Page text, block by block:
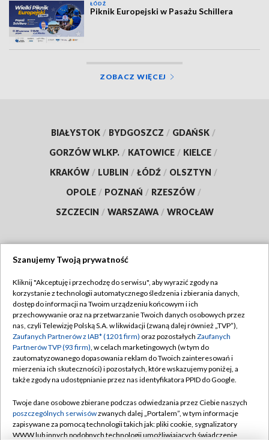
ŁÓDŹ
Piknik Europejski w Pasażu Schillera
ZOBACZ WIĘCEJ
BIAŁYSTOK / BYDGOSZCZ / GDAŃSK /
GORZÓW WLKP. / KATOWICE / KIELCE /
KRAKÓW / LUBLIN / ŁÓDŹ / OLSZTYN /
OPOLE / POZNAŃ / RZESZÓW /
SZCZECIN / WARSZAWA / WROCŁAW
TVP
Abonament TVP
Emisja w TVP
Centrum informacji TVP
Naziemna Telewizja Cyfrowa
Rada Programowa
System NOS
Regulamin TVP
Polityka prywatności
Moje zgody
Pomoc
Kontakt
Szanujemy Twoją prywatność
Kliknij "Akceptuję i przechodzę do serwisu", aby wyrazić zgody na
korzystanie z technologii automatycznego śledzenia i zbierania danych,
dostęp do informacji na Twoim urządzeniu końcowym i ich
przechowywanie oraz na przetwarzanie Twoich danych osobowych przez
nas, czyli Telewizję Polską S.A. w likwidacji (zwaną dalej również „TVP”),
Zaufanych Partnerów z IAB* (1201 firm) oraz pozostałych Zaufanych
Partnerów TVP (93 firm), w celach marketingowych (w tym do
zautomatyzowanego dopasowania reklam do Twoich zainteresowań i
mierzenia ich skuteczności) i pozostałych, które wskazujemy poniżej, a
także zgody na udostępnianie przez nas identyfikatora PPID do Google.
Twoje dane osobowe zbierane podczas odwiedzania przez Ciebie naszych
poszczególnych serwisówzwanych dalej „Portalem”, w tym informacje
zapisywane za pomocą technologii takich jak: pliki cookie, sygnalizatory
WWW lub innych podobnych technologii umożliwiających świadczenie